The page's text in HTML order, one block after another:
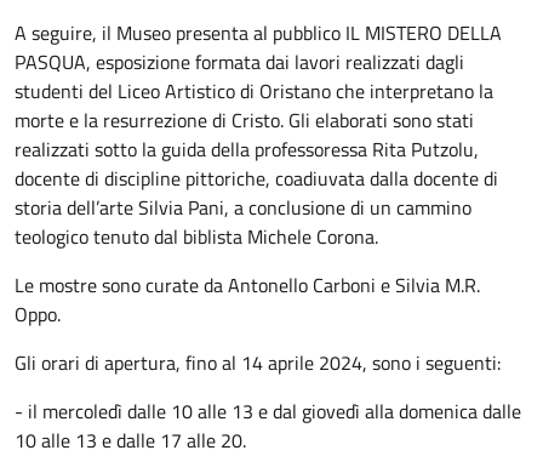
A seguire, il Museo presenta al pubblico IL MISTERO DELLA
PASQUA, esposizione formata dai lavori realizzati dagli
studenti del Liceo Artistico di Oristano che interpretano la
morte e la resurrezione di Cristo. Gli elaborati sono stati
realizzati sotto la guida della professoressa Rita Putzolu,
docente di discipline pittoriche, coadiuvata dalla docente di
storia dell’arte Silvia Pani, a conclusione di un cammino
teologico tenuto dal biblista Michele Corona.
Le mostre sono curate da Antonello Carboni e Silvia M.R.
Oppo.
Gli orari di apertura, fino al 14 aprile 2024, sono i seguenti:
- il mercoledì dalle 10 alle 13 e dal giovedì alla domenica dalle
10 alle 13 e dalle 17 alle 20.